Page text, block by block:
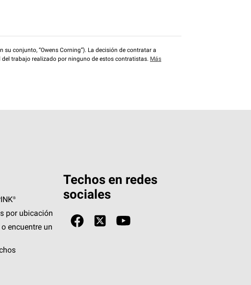
conjunto, “Owens Corning”). La decisión de contratar a
trabajo realizado por ninguno de estos contratistas. Más
por ubicación
encuentre un
Techos en redes
sociales